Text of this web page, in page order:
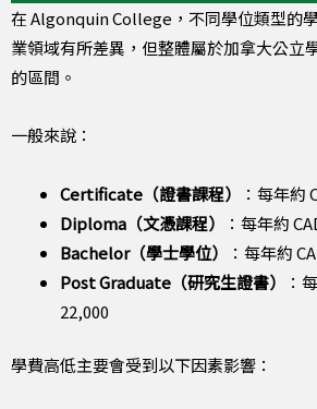
在 Algonquin College，不同學位類型的
業領域有所差異，但整體屬於加拿大公立
的區間。
一般來說：
Certificate（證書課程）
：每年約
Diploma（文憑課程）
：每年約
Bachelor（學士學位）
：每年約
Post Graduate（研究生證書）
：
22,000
學費高低主要會受到以下因素影響：